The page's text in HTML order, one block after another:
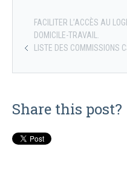
FACILITER L’ACCÈS AU
DOMICILE-TRAVAIL.
LISTE DES COMMISSIONS
Share this post?